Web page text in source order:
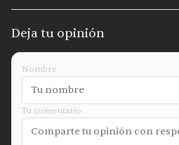
Deja tu opinión
Nombre
Tu comentario